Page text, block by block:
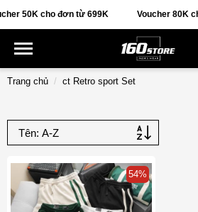
50K cho đơn từ 699K Voucher 80K
Trang chủ ct Retro sport Set
54%